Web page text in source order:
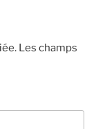
Les champs